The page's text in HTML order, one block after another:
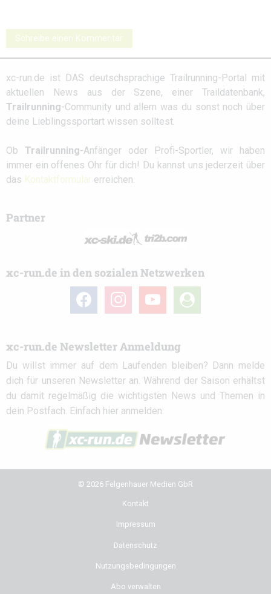
Schreibe einen Kommentar
xc-run.de ist DAS deutschsprachige Trailrunning-Portal mit
aktuellen News aus der Szene, einer Traildatenbank,
Trailrunning-Community und allem was du sonst noch über
deine Lieblingssportart wissen solltest.
Ob Trailrunning-Anfänger oder Profi-Sportler, wir haben
immer ein offenes Ohr für dich! Du kannst uns jederzeit über
das Kontaktformular erreichen.
Partner
xc-run.de in den sozialen Netzwerken
facebook instagram youtube
user-
circle
xc-run.de Newsletter Anmeldung
Du willst immer auf dem Laufenden bleiben? Dann melde
dich für unseren Newsletter an. Während der Saison erhältst
du damit regelmäßig die wichtigsten News und Themen in
dein Postfach. Einfach hier anmelden:
© 2026 Felgenhauer Medien GbR
Kontakt
Impressum
Datenschutz
Nutzungsbedingungen
Abo verwalten